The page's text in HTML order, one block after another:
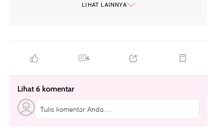
LIHAT LAINNYA
6
Lihat 6 komentar
Tulis komentar Anda....